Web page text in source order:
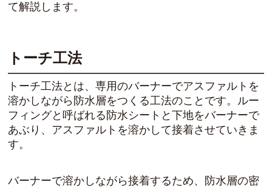
て解説します。
トーチ工法
トーチ工法とは、専用のバーナーでアスファルトを
溶かしながら防水層をつくる工法のことです。ルー
フィングと呼ばれる防水シートと下地をバーナーで
あぶり、アスファルトを溶かして接着させていきま
す。
バーナーで溶かしながら接着するため、防水層の密